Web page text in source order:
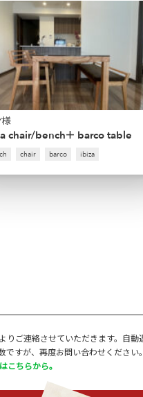
様
chair/bench＋ barco table
chair barco ibiza
りご連絡させていただきます。自動
ですが、再度お問い合わせくださ
こちらから。